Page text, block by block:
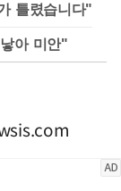
틀렸습니다"
아 미안"